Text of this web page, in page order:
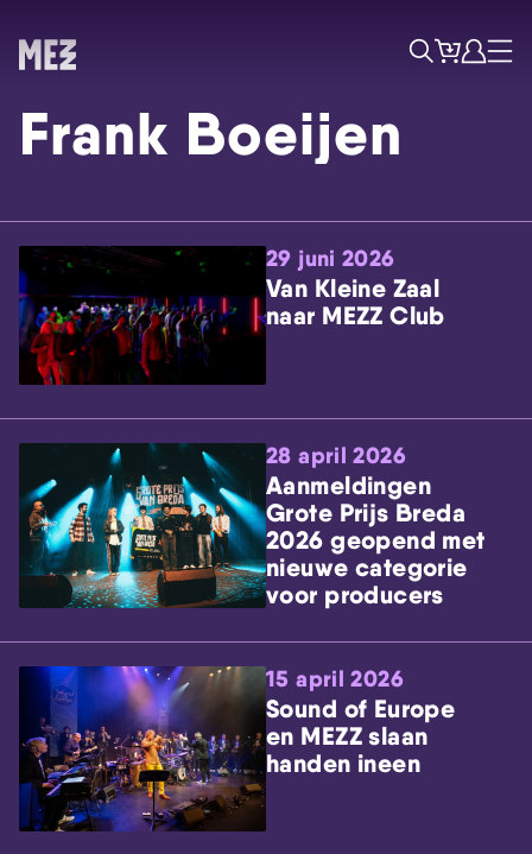
Skip navigatie
ZoekTicketsAccount
Menu
Frank Boeijen
29 juni 2026
Van Kleine Zaal
naar MEZZ Club
28 april 2026
Aanmeldingen
Grote Prijs Breda
2026 geopend met
nieuwe categorie
voor producers
15 april 2026
Sound of Europe
en MEZZ slaan
handen ineen